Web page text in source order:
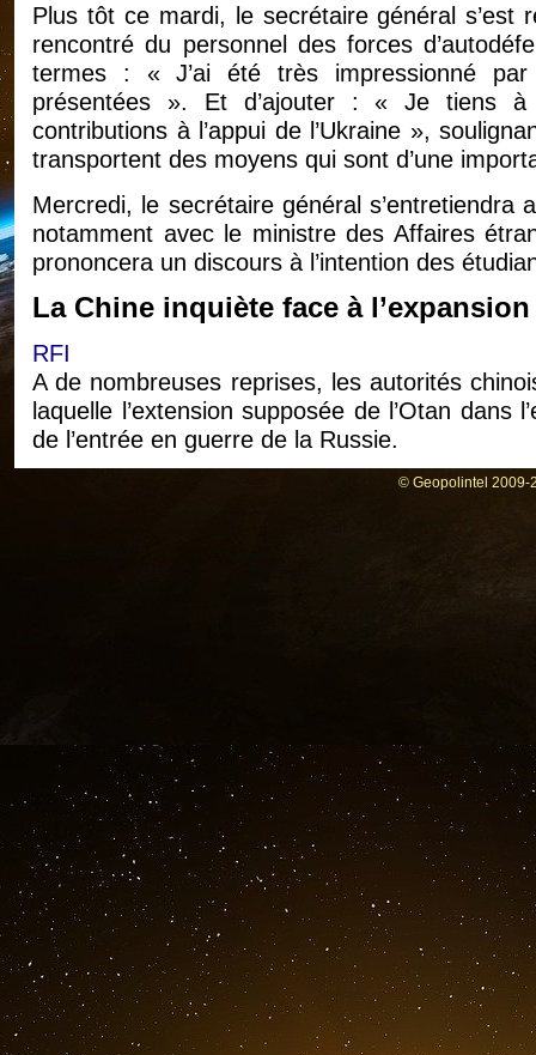
Plus tôt ce mardi, le secrétaire général s’est
rencontré du personnel des forces
termes : « J’ai été très impressionné
présentées ». Et d’ajouter : « Je tiens
contributions à l’appui de l’Ukraine »,
transportent des moyens qui sont d’une
Mercredi, le secrétaire général s’entretiendra
notamment avec le ministre des Affaires
prononcera un discours à l’intention des
La Chine inquiète face à
RFI
A de nombreuses reprises, les autorités
laquelle l’extension supposée de l’Otan dans
de l’entrée en guerre de la Russie.
Pékin est inquiet de « l’expansion vers
stabilité régionale et la poussée pour la
vigilance des pays de la région ». Mao
l’Otan à cesser de déstabiliser l’Asie-
atlantique, ce n’est pas nouveau.
South Korea gets a rare shout out in
Seeker heads on missiles a nice touch. But
meant to be ? pic.twitter.com/izDBY54PPd
— Joel Atkinson 舟綽 (@Joel_P_Atkinson)
Alliances et contre-alliances
© Geopolintel 2009-